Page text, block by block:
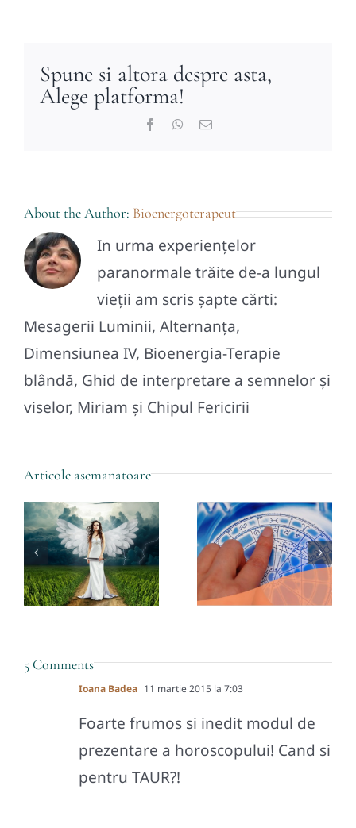
Spune si altora despre asta,
Alege platforma!
FacebookWhatsApp
E-
About the Author: Bioenergoterapeut
In urma experiențelor
paranormale trăite de-a lungul
vieții am scris șapte cărti:
Mesagerii Luminii, Alternanța,
Dimensiunea IV, Bioenergia-Terapie
blândă, Ghid de interpretare a semnelor și
viselor, Miriam și Chipul Fericirii
Articole asemanatoare
Noțiuni
Introductive
pentru
Inițierea
Rapidă în
Planetele
Sub Semnul
Peștilor:
Ultimul
Decan din
5 Comments
Ioana Badea 11 martie 2015 la 7:03
Foarte frumos si inedit modul de
prezentare a horoscopului! Cand si
pentru TAUR?!